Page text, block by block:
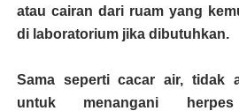
atau cairan dari ruam yang
di laboratorium jika dibutuhkan.
Sama seperti cacar air, tidak
untuk menangani